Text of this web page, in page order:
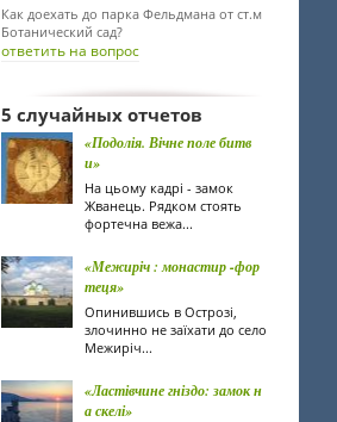
Как доехать до парка Фельдмана от ст.м
Ботанический сад?
ответить на вопрос
5 случайных отчетов
«Подолія. Вічне поле битв
и»
На цьому кадрі - замок
Жванець. Рядком стоять
фортечна вежа...
«Межиріч : монастир -фор
теця»
Опинившись в Острозі,
злочинно не заїхати до село
Межиріч...
«Ластівчине гніздо: замок н
а скелі»